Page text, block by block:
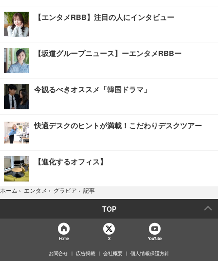
【エンタメRBB】注目の人にインタビュー
【坂道グループニュース】ーエンタメRBBー
今観るべきオススメ「韓国ドラマ」
快適デスクのヒントが満載！こだわりデスクツアー
【進化するオフィス】
ホーム › エンタメ › グラビア › 記事
TOP
Home X YouTube
お問合せ 広告掲載 会社概要 個人情報保護方針